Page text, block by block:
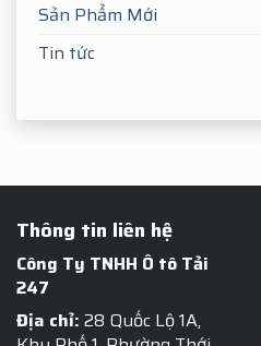
Sản Phẩm Mới
Tin tức
Thông tin liên hệ
Công Ty TNHH Ô tô Tải
247
Địa chỉ: 28 Quốc Lộ 1A,